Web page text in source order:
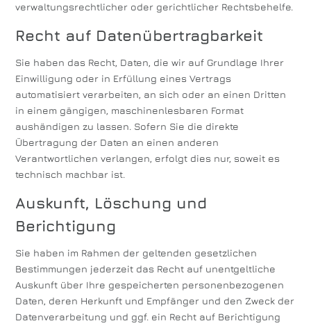
verwaltungsrechtlicher oder gerichtlicher Rechtsbehelfe.
Recht auf Daten­übertrag­barkeit
Sie haben das Recht, Daten, die wir auf Grundlage Ihrer
Einwilligung oder in Erfüllung eines Vertrags
automatisiert verarbeiten, an sich oder an einen Dritten
in einem gängigen, maschinenlesbaren Format
aushändigen zu lassen. Sofern Sie die direkte
Übertragung der Daten an einen anderen
Verantwortlichen verlangen, erfolgt dies nur, soweit es
technisch machbar ist.
Auskunft, Löschung und
Berichtigung
Sie haben im Rahmen der geltenden gesetzlichen
Bestimmungen jederzeit das Recht auf unentgeltliche
Auskunft über Ihre gespeicherten personenbezogenen
Daten, deren Herkunft und Empfänger und den Zweck der
Datenverarbeitung und ggf. ein Recht auf Berichtigung